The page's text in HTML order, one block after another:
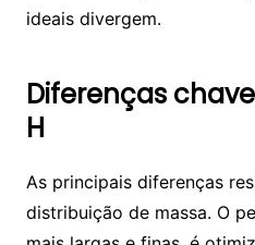
ideais divergem.
Diferenças
H
As principais diferenças
distribuição de massa. O